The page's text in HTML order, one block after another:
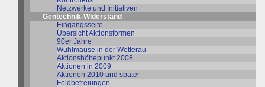
Netzwerke und Initiativen
Gentechnik-Widerstand
Eingangsseite
Übersicht Aktionsformen
90er Jahre
Wühlmäuse in der Wetterau
Aktionshöhepunkt 2008
Aktionen in 2009
Aktionen 2010 und später
Feldbefreiungen